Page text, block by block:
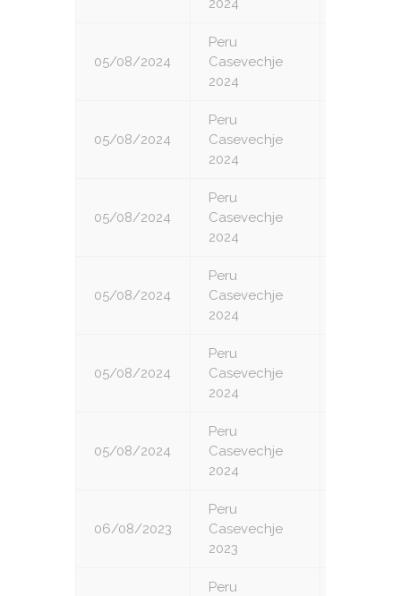
2024
05/08/2024
Peru
Casevechje
2024
05/08/2024
Peru
Casevechje
2024
05/08/2024
Peru
Casevechje
2024
05/08/2024
Peru
Casevechje
2024
05/08/2024
Peru
Casevechje
2024
05/08/2024
Peru
Casevechje
2024
06/08/2023
Peru
Casevechje
2023
Peru